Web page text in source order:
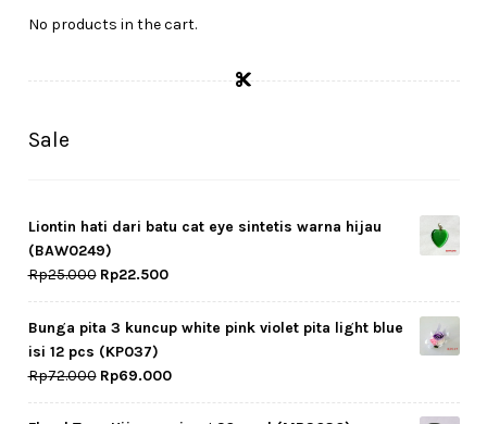
Cara Order
Tentang Kami
Tutorial Step by Step
No products in the cart.
Sale
Liontin hati dari batu cat eye sintetis warna hijau
(BAW0249)
Rp25.000 Original
price
was:
Rp25.000.
Rp22.500Current
price
is:
Bunga pita 3 kuncup white pink violet pita light blue
isi 12 pcs (KP037)
Rp72.000 Original
price
Rp69.000Current
price